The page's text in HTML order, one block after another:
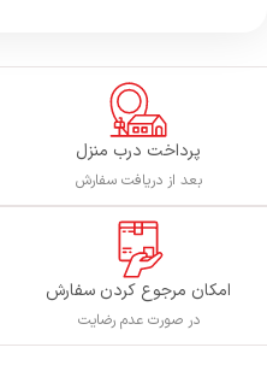
پرداخت درب منزل
بعد از دریافت سفارش
امکان مرجوع کردن سفارش
در صورت عدم رضایت